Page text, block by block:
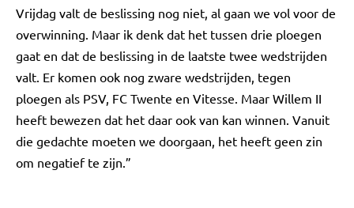
Vrijdag valt de beslissing nog niet, al gaan we vol voor de
overwinning. Maar ik denk dat het tussen drie ploegen
gaat en dat de beslissing in de laatste twee wedstrijden
valt. Er komen ook nog zware wedstrijden, tegen
ploegen als PSV, FC Twente en Vitesse. Maar Willem II
heeft bewezen dat het daar ook van kan winnen. Vanuit
die gedachte moeten we doorgaan, het heeft geen zin
om negatief te zijn.”